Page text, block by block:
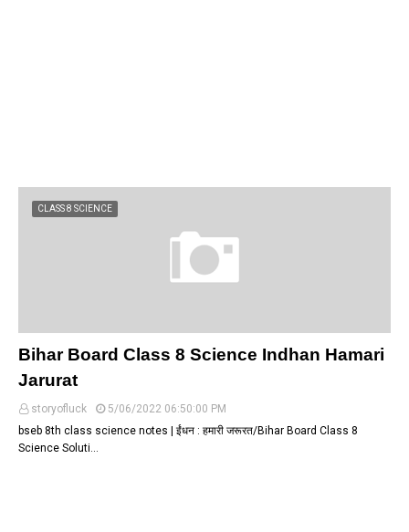
CLASS 8 SCIENCE
Bihar Board Class 8 Science Indhan Hamari
Jarurat
storyofluck
5/06/2022 06:50:00 PM
bseb 8th class science notes | ईंधन : हमारी जरूरत/Bihar Board Class 8
Science Soluti…